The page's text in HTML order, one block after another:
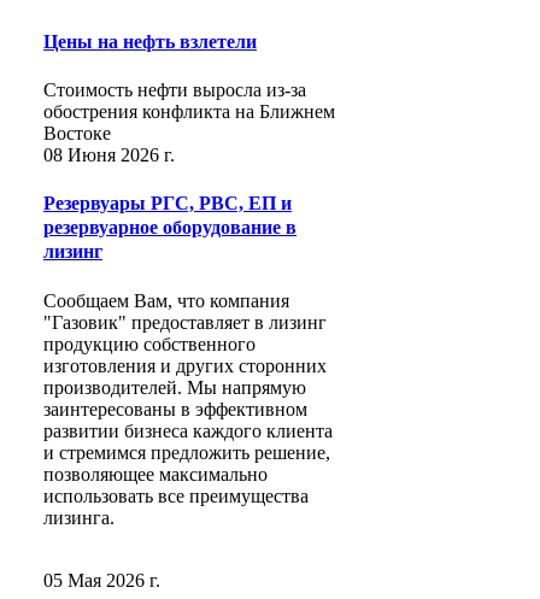
Цены на нефть взлетели
Стоимость нефти выросла из-за
обострения конфликта на Ближнем
Востоке
08 Июня 2026 г.
Резервуары РГС, РВС, ЕП и
резервуарное оборудование в
лизинг
Сообщаем Вам, что компания
"Газовик" предоставляет в лизинг
продукцию собственного
изготовления и других сторонних
производителей. Мы напрямую
заинтересованы в эффективном
развитии бизнеса каждого клиента
и стремимся предложить решение,
позволяющее максимально
использовать все преимущества
лизинга.
05 Мая 2026 г.